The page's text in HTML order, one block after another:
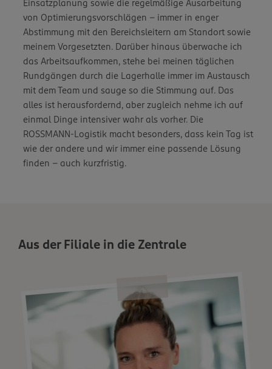
Einsatzplanung sowie die regelmäßige Ausarbeitung
von Optimierungsvorschlägen – immer in enger
Abstimmung mit den Bereichsleitern am Standort sowie
meinem Vorgesetzten. Darüber hinaus überwache ich
das Arbeitsaufkommen, stehe bei meinen täglichen
Rundgängen durch die Lagerhalle immer im Austausch
mit dem Team und sauge so die Stimmung auf. Das
alles ist herausfordernd, aber zugleich nehme ich auf
einmal Dinge intensiver wahr als vorher. Die
ROSSMANN-Logistik macht besonders, dass kein Tag ist
wie der andere und wir immer eine passende Lösung
finden – auch kurzfristig.
Aus der Filiale in die Zentrale